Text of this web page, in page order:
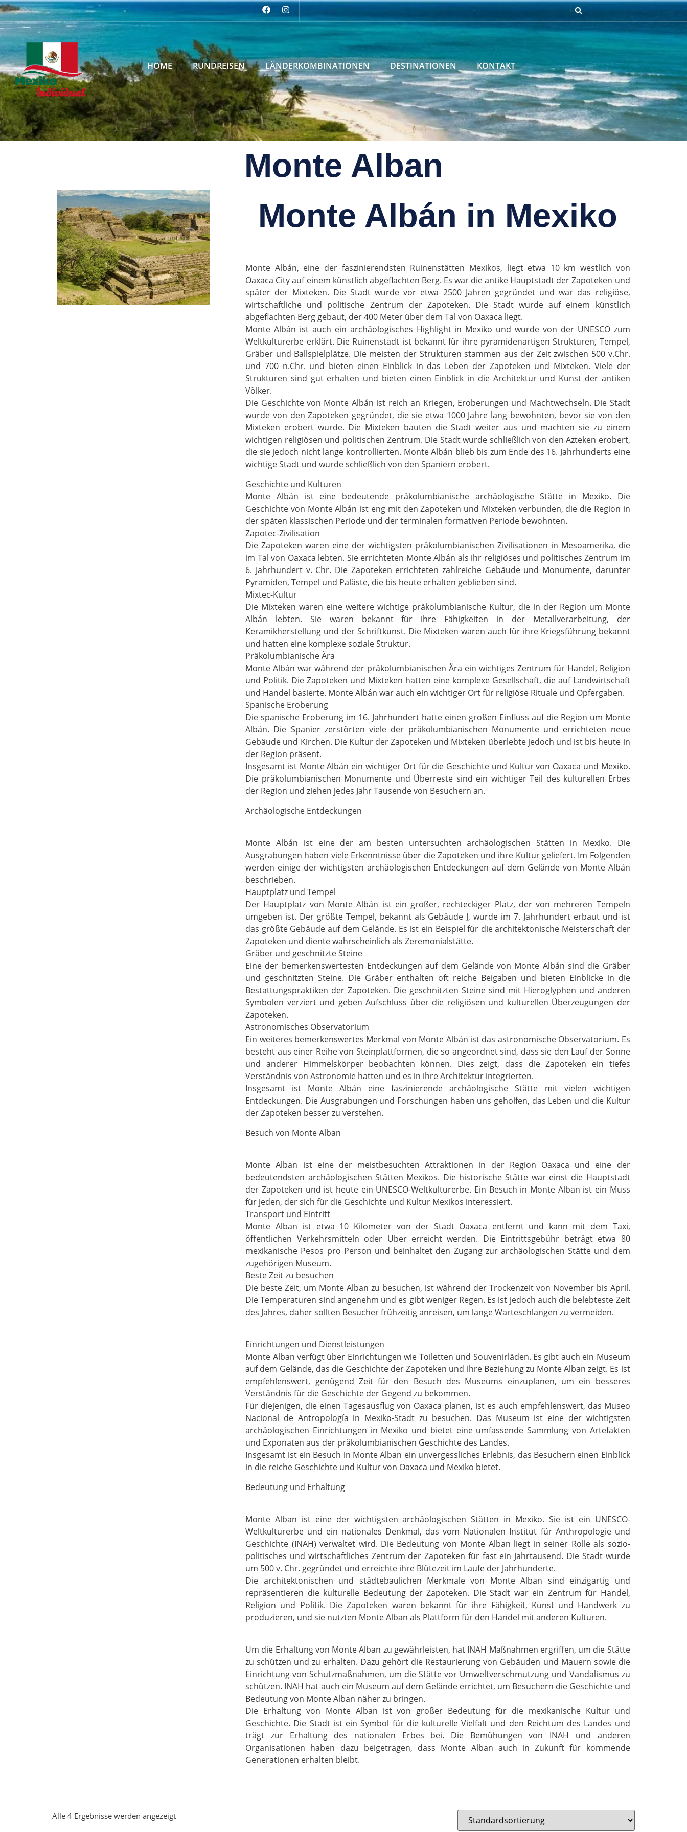
HOME RUNDREISEN LÄNDERKOMBINATIONEN DESTINATIONEN KONTAKT
Monte Alban
Monte Albán in Mexiko
Monte Albán, eine der faszinierendsten Ruinenstätten Mexikos, liegt etwa 10 km westlich von
Oaxaca City auf einem künstlich abgeflachten Berg. Es war die antike Hauptstadt der Zapoteken und
später der Mixteken. Die Stadt wurde vor etwa 2500 Jahren gegründet und war das religiöse,
wirtschaftliche und politische Zentrum der Zapoteken. Die Stadt wurde auf einem künstlich
abgeflachten Berg gebaut, der 400 Meter über dem Tal von Oaxaca liegt.
Monte Albán ist auch ein archäologisches Highlight in Mexiko und wurde von der UNESCO zum
Weltkulturerbe erklärt. Die Ruinenstadt ist bekannt für ihre pyramidenartigen Strukturen, Tempel,
Gräber und Ballspielplätze. Die meisten der Strukturen stammen aus der Zeit zwischen 500 v.Chr.
und 700 n.Chr. und bieten einen Einblick in das Leben der Zapoteken und Mixteken. Viele der
Strukturen sind gut erhalten und bieten einen Einblick in die Architektur und Kunst der antiken
Völker.
Die Geschichte von Monte Albán ist reich an Kriegen, Eroberungen und Machtwechseln. Die Stadt
wurde von den Zapoteken gegründet, die sie etwa 1000 Jahre lang bewohnten, bevor sie von den
Mixteken erobert wurde. Die Mixteken bauten die Stadt weiter aus und machten sie zu einem
wichtigen religiösen und politischen Zentrum. Die Stadt wurde schließlich von den Azteken erobert,
die sie jedoch nicht lange kontrollierten. Monte Albán blieb bis zum Ende des 16. Jahrhunderts eine
wichtige Stadt und wurde schließlich von den Spaniern erobert.
Geschichte und Kulturen
Monte Albán ist eine bedeutende präkolumbianische archäologische Stätte in Mexiko. Die
Geschichte von Monte Albán ist eng mit den Zapoteken und Mixteken verbunden, die die Region in
der späten klassischen Periode und der terminalen formativen Periode bewohnten.
Zapotec-Zivilisation
Die Zapoteken waren eine der wichtigsten präkolumbianischen Zivilisationen in Mesoamerika, die
im Tal von Oaxaca lebten. Sie errichteten Monte Albán als ihr religiöses und politisches Zentrum im
6. Jahrhundert v. Chr. Die Zapoteken errichteten zahlreiche Gebäude und Monumente, darunter
Pyramiden, Tempel und Paläste, die bis heute erhalten geblieben sind.
Mixtec-Kultur
Die Mixteken waren eine weitere wichtige präkolumbianische Kultur, die in der Region um Monte
Albán lebten. Sie waren bekannt für ihre Fähigkeiten in der Metallverarbeitung, der
Keramikherstellung und der Schriftkunst. Die Mixteken waren auch für ihre Kriegsführung bekannt
und hatten eine komplexe soziale Struktur.
Präkolumbianische Ära
Monte Albán war während der präkolumbianischen Ära ein wichtiges Zentrum für Handel, Religion
und Politik. Die Zapoteken und Mixteken hatten eine komplexe Gesellschaft, die auf Landwirtschaft
und Handel basierte. Monte Albán war auch ein wichtiger Ort für religiöse Rituale und Opfergaben.
Spanische Eroberung
Die spanische Eroberung im 16. Jahrhundert hatte einen großen Einfluss auf die Region um Monte
Albán. Die Spanier zerstörten viele der präkolumbianischen Monumente und errichteten neue
Gebäude und Kirchen. Die Kultur der Zapoteken und Mixteken überlebte jedoch und ist bis heute in
der Region präsent.
Insgesamt ist Monte Albán ein wichtiger Ort für die Geschichte und Kultur von Oaxaca und Mexiko.
Die präkolumbianischen Monumente und Überreste sind ein wichtiger Teil des kulturellen Erbes
der Region und ziehen jedes Jahr Tausende von Besuchern an.
Archäologische Entdeckungen
Monte Albán ist eine der am besten untersuchten archäologischen Stätten in Mexiko. Die
Ausgrabungen haben viele Erkenntnisse über die Zapoteken und ihre Kultur geliefert. Im Folgenden
werden einige der wichtigsten archäologischen Entdeckungen auf dem Gelände von Monte Albán
beschrieben.
Hauptplatz und Tempel
Der Hauptplatz von Monte Albán ist ein großer, rechteckiger Platz, der von mehreren Tempeln
umgeben ist. Der größte Tempel, bekannt als Gebäude J, wurde im 7. Jahrhundert erbaut und ist
das größte Gebäude auf dem Gelände. Es ist ein Beispiel für die architektonische Meisterschaft der
Zapoteken und diente wahrscheinlich als Zeremonialstätte.
Gräber und geschnitzte Steine
Eine der bemerkenswertesten Entdeckungen auf dem Gelände von Monte Albán sind die Gräber
und geschnitzten Steine. Die Gräber enthalten oft reiche Beigaben und bieten Einblicke in die
Bestattungspraktiken der Zapoteken. Die geschnitzten Steine sind mit Hieroglyphen und anderen
Symbolen verziert und geben Aufschluss über die religiösen und kulturellen Überzeugungen der
Zapoteken.
Astronomisches Observatorium
Ein weiteres bemerkenswertes Merkmal von Monte Albán ist das astronomische Observatorium. Es
besteht aus einer Reihe von Steinplattformen, die so angeordnet sind, dass sie den Lauf der Sonne
und anderer Himmelskörper beobachten können. Dies zeigt, dass die Zapoteken ein tiefes
Verständnis von Astronomie hatten und es in ihre Architektur integrierten.
Insgesamt ist Monte Albán eine faszinierende archäologische Stätte mit vielen wichtigen
Entdeckungen. Die Ausgrabungen und Forschungen haben uns geholfen, das Leben und die Kultur
der Zapoteken besser zu verstehen.
Besuch von Monte Alban
Monte Alban ist eine der meistbesuchten Attraktionen in der Region Oaxaca und eine der
bedeutendsten archäologischen Stätten Mexikos. Die historische Stätte war einst die Hauptstadt
der Zapoteken und ist heute ein UNESCO-Weltkulturerbe. Ein Besuch in Monte Alban ist ein Muss
für jeden, der sich für die Geschichte und Kultur Mexikos interessiert.
Transport und Eintritt
Monte Alban ist etwa 10 Kilometer von der Stadt Oaxaca entfernt und kann mit dem Taxi,
öffentlichen Verkehrsmitteln oder Uber erreicht werden. Die Eintrittsgebühr beträgt etwa 80
mexikanische Pesos pro Person und beinhaltet den Zugang zur archäologischen Stätte und dem
zugehörigen Museum.
Beste Zeit zu besuchen
Die beste Zeit, um Monte Alban zu besuchen, ist während der Trockenzeit von November bis April.
Die Temperaturen sind angenehm und es gibt weniger Regen. Es ist jedoch auch die belebteste Zeit
des Jahres, daher sollten Besucher frühzeitig anreisen, um lange Warteschlangen zu vermeiden.
Einrichtungen und Dienstleistungen
Monte Alban verfügt über Einrichtungen wie Toiletten und Souvenirläden. Es gibt auch ein Museum
auf dem Gelände, das die Geschichte der Zapoteken und ihre Beziehung zu Monte Alban zeigt. Es ist
empfehlenswert, genügend Zeit für den Besuch des Museums einzuplanen, um ein besseres
Verständnis für die Geschichte der Gegend zu bekommen.
Für diejenigen, die einen Tagesausflug von Oaxaca planen, ist es auch empfehlenswert, das Museo
Nacional de Antropología in Mexiko-Stadt zu besuchen. Das Museum ist eine der wichtigsten
archäologischen Einrichtungen in Mexiko und bietet eine umfassende Sammlung von Artefakten
und Exponaten aus der präkolumbianischen Geschichte des Landes.
Insgesamt ist ein Besuch in Monte Alban ein unvergessliches Erlebnis, das Besuchern einen Einblick
in die reiche Geschichte und Kultur von Oaxaca und Mexiko bietet.
Bedeutung und Erhaltung
Monte Alban ist eine der wichtigsten archäologischen Stätten in Mexiko. Sie ist ein UNESCO-
Weltkulturerbe und ein nationales Denkmal, das vom Nationalen Institut für Anthropologie und
Geschichte (INAH) verwaltet wird. Die Bedeutung von Monte Alban liegt in seiner Rolle als sozio-
politisches und wirtschaftliches Zentrum der Zapoteken für fast ein Jahrtausend. Die Stadt wurde
um 500 v. Chr. gegründet und erreichte ihre Blütezeit im Laufe der Jahrhunderte.
Die architektonischen und städtebaulichen Merkmale von Monte Alban sind einzigartig und
repräsentieren die kulturelle Bedeutung der Zapoteken. Die Stadt war ein Zentrum für Handel,
Religion und Politik. Die Zapoteken waren bekannt für ihre Fähigkeit, Kunst und Handwerk zu
produzieren, und sie nutzten Monte Alban als Plattform für den Handel mit anderen Kulturen.
Um die Erhaltung von Monte Alban zu gewährleisten, hat INAH Maßnahmen ergriffen, um die Stätte
zu schützen und zu erhalten. Dazu gehört die Restaurierung von Gebäuden und Mauern sowie die
Einrichtung von Schutzmaßnahmen, um die Stätte vor Umweltverschmutzung und Vandalismus zu
schützen. INAH hat auch ein Museum auf dem Gelände errichtet, um Besuchern die Geschichte und
Bedeutung von Monte Alban näher zu bringen.
Die Erhaltung von Monte Alban ist von großer Bedeutung für die mexikanische Kultur und
Geschichte. Die Stadt ist ein Symbol für die kulturelle Vielfalt und den Reichtum des Landes und
trägt zur Erhaltung des nationalen Erbes bei. Die Bemühungen von INAH und anderen
Organisationen haben dazu beigetragen, dass Monte Alban auch in Zukunft für kommende
Generationen erhalten bleibt.
Alle 4 Ergebnisse werden angezeigt